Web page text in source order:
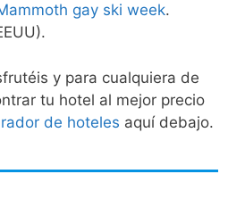
gay ski week.
y para cualquiera de
tu hotel al mejor precio
de hoteles aquí debajo.